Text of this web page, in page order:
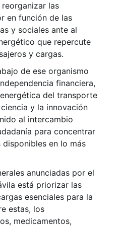
las
en función de las
y sociales ante al
que repercute
y cargas.
de ese organismo
financiera,
del transporte
y la innovación
al intercambio
para concentrar
en lo más
anunciadas por el
está priorizar las
esenciales para la
estas, los
medicamentos,